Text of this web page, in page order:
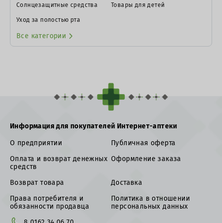
Солнцезащитные средства
Товары для детей
Уход за полостью рта
Все категории
Информация для покупателей Интернет-аптеки
О предприятии
Публичная оферта
Оплата и возврат денежных
средств
Оформление заказа
Возврат товара
Доставка
Права потребителя и
обязанности продавца
Политика в отношении
персональных данных